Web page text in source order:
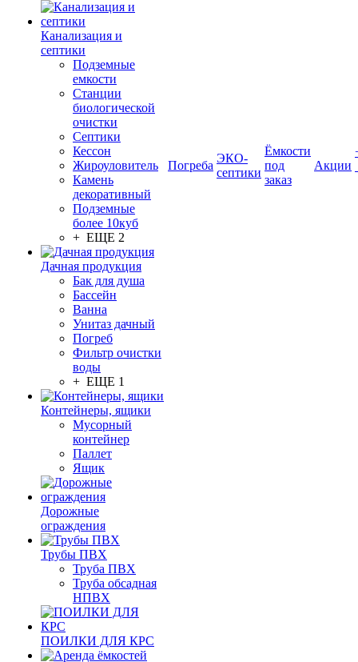
Канализация и
септики
Подземные
емкости
Станции
биологической
очистки
Септики
Кессон
Жироуловитель
Камень
декоративный
Подземные
более 10куб
+ ЕЩЕ 2
Дачная продукция
Бак для душа
Бассейн
Ванна
Унитаз дачный
Погреб
Фильтр очистки
воды
+ ЕЩЕ 1
Контейнеры, ящики
Мусорный
контейнер
Паллет
Ящик
Дорожные
ограждения
Трубы ПВХ
Труба ПВХ
Труба обсадная
НПВХ
ПОИЛКИ ДЛЯ КРС
Погреба
ЭКО-
септики
Ёмкости
под
заказ
Акции